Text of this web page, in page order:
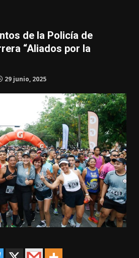
de la Policía de
“Aliados por la
29 junio, 2025